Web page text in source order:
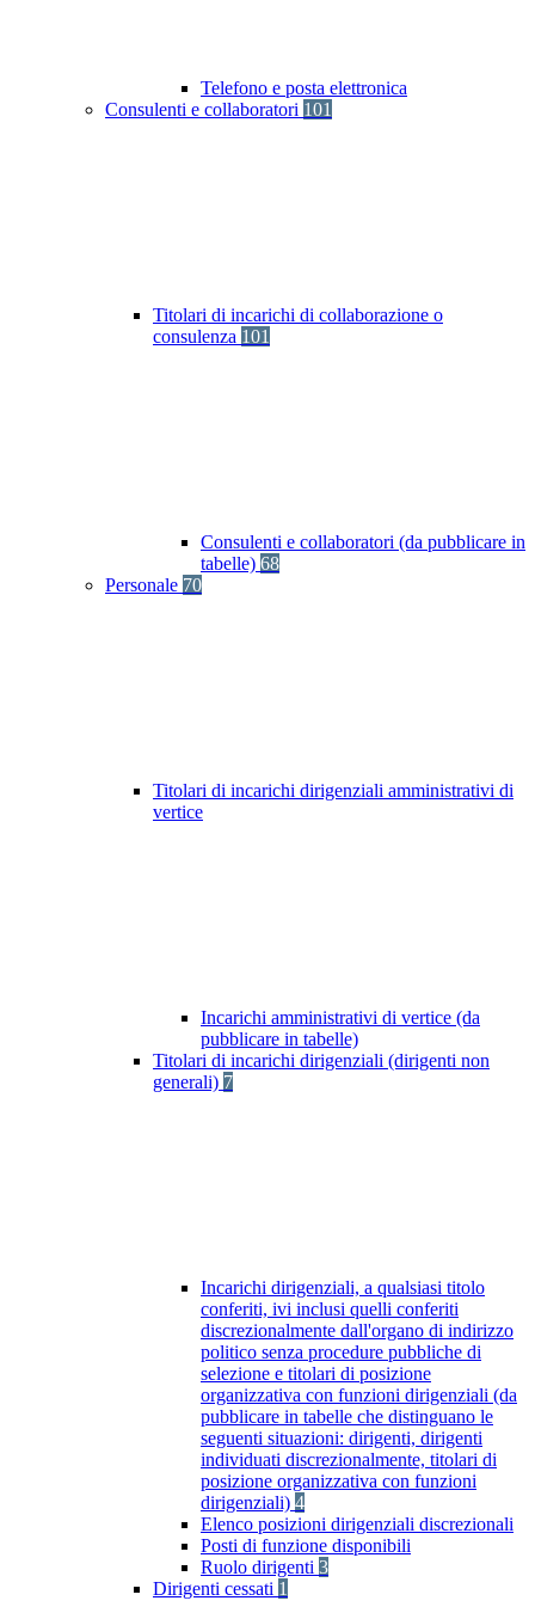
Telefono e posta elettronica
Consulenti e collaboratori 101
Titolari di incarichi di collaborazione o
consulenza 101
Consulenti e collaboratori (da pubblicare in
tabelle) 68
Personale 70
Titolari di incarichi dirigenziali amministrativi di
vertice
Incarichi amministrativi di vertice (da
pubblicare in tabelle)
Titolari di incarichi dirigenziali (dirigenti non
generali) 7
Incarichi dirigenziali, a qualsiasi titolo
conferiti, ivi inclusi quelli conferiti
discrezionalmente dall'organo di indirizzo
politico senza procedure pubbliche di
selezione e titolari di posizione
organizzativa con funzioni dirigenziali (da
pubblicare in tabelle che distinguano le
seguenti situazioni: dirigenti, dirigenti
individuati discrezionalmente, titolari di
posizione organizzativa con funzioni
dirigenziali) 4
Elenco posizioni dirigenziali discrezionali
Posti di funzione disponibili
Ruolo dirigenti 3
Dirigenti cessati 1